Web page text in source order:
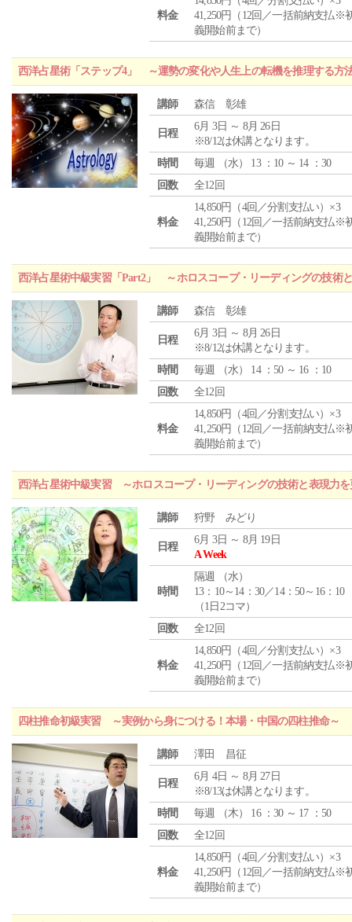
料金
41,250円（12回／一括前納支払※
義開始前まで）
西洋占星術「ステップ4」 ～運勢の変化や人生上の転機を推理する方
講師 森信 彰雄
日程
6月 3日 ～ 8月 26日
※8/12は休講となります。
時間
毎週 （水） 13 ：10 ～ 14 ：30
回数
全12回
料金
14,850円（4回／分割支払い）×3
41,250円（12回／一括前納支払※
義開始前まで）
西洋占星術中級実習「Part2」 ～ホロスコープ・リーディングの技術
講師 森信 彰雄
日程
6月 3日 ～ 8月 26日
※8/12は休講となります。
時間
毎週 （水） 14 ：50 ～ 16 ：10
回数
全12回
料金
14,850円（4回／分割支払い）×3
41,250円（12回／一括前納支払※
義開始前まで）
西洋占星術中級実習 ～ホロスコープ・リーディングの技術と表現力
講師 狩野 みどり
日程
6月 3日 ～ 8月 19日
A Week
時間
隔週 （水）
13：10～14：30／14：50～16：10
（1日2コマ）
回数
全12回
料金
14,850円（4回／分割支払い）×3
41,250円（12回／一括前納支払※
義開始前まで）
四柱推命初級実習 ～実例から身につける！本場・中国の四柱推命～
講師 澤田 昌征
日程
6月 4日 ～ 8月 27日
※8/13は休講となります。
時間
毎週 （木） 16 ：30 ～ 17 ：50
回数
全12回
料金
14,850円（4回／分割支払い）×3
41,250円（12回／一括前納支払※
義開始前まで）